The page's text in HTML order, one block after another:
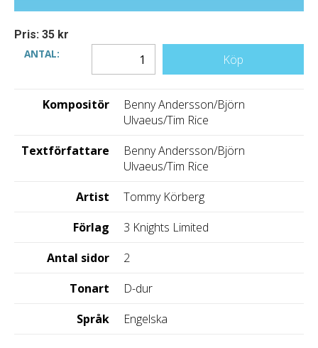
Pris: 35 kr
ANTAL:
Köp
Kompositör
Benny Andersson/Björn
Ulvaeus/Tim Rice
Textförfattare
Benny Andersson/Björn
Ulvaeus/Tim Rice
Artist
Tommy Körberg
Förlag
3 Knights Limited
Antal sidor
2
Tonart
D-dur
Språk
Engelska